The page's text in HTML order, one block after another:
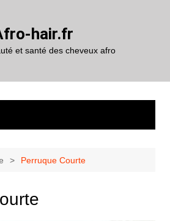
hair.fr
et santé des cheveux afro
Perruque Courte